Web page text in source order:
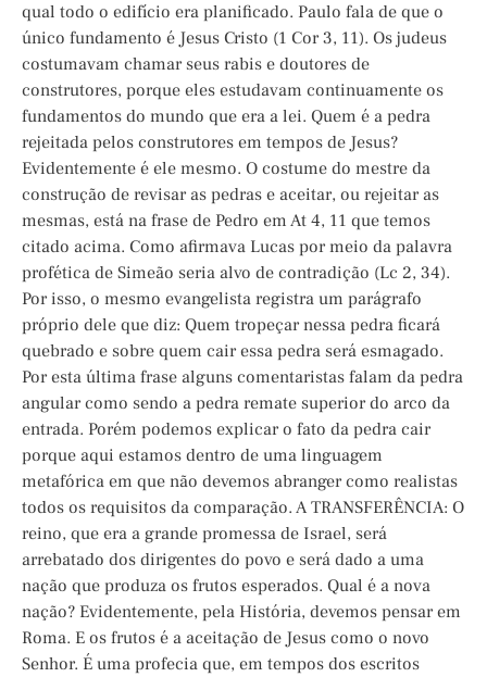
qual todo o edifício era planificado. Paulo fala de que o
único fundamento é Jesus Cristo (1 Cor 3, 11). Os judeus
costumavam chamar seus rabis e doutores de
construtores, porque eles estudavam continuamente os
fundamentos do mundo que era a lei. Quem é a pedra
rejeitada pelos construtores em tempos de Jesus?
Evidentemente é ele mesmo. O costume do mestre da
construção de revisar as pedras e aceitar, ou rejeitar as
mesmas, está na frase de Pedro em At 4, 11 que temos
citado acima. Como afirmava Lucas por meio da palavra
profética de Simeão seria alvo de contradição (Lc 2, 34).
Por isso, o mesmo evangelista registra um parágrafo
próprio dele que diz: Quem tropeçar nessa pedra ficará
quebrado e sobre quem cair essa pedra será esmagado.
Por esta última frase alguns comentaristas falam da pedra
angular como sendo a pedra remate superior do arco da
entrada. Porém podemos explicar o fato da pedra cair
porque aqui estamos dentro de uma linguagem
metafórica em que não devemos abranger como realistas
todos os requisitos da comparação. A TRANSFERÊNCIA: O
reino, que era a grande promessa de Israel, será
arrebatado dos dirigentes do povo e será dado a uma
nação que produza os frutos esperados. Qual é a nova
nação? Evidentemente, pela História, devemos pensar em
Roma. E os frutos é a aceitação de Jesus como o novo
Senhor. É uma profecia que, em tempos dos escritos